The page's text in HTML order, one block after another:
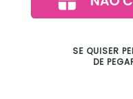
SE QUISER
DE